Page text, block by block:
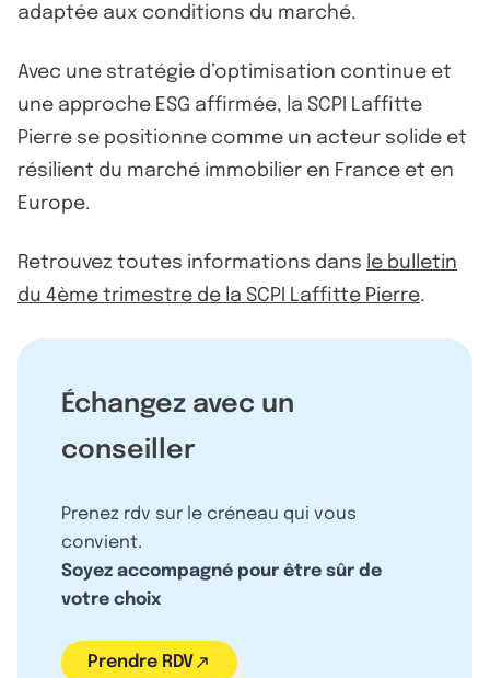
adaptée aux conditions du marché.
Avec une stratégie d’optimisation continue et
une approche ESG affirmée, la SCPI Laffitte
Pierre se positionne comme un acteur solide et
résilient du marché immobilier en France et en
Europe.
Retrouvez toutes informations dans le bulletin
du 4ème trimestre de la SCPI Laffitte Pierre.
Échangez avec un
conseiller
Prenez rdv sur le créneau qui vous
convient.
Soyez accompagné pour être sûr de
votre choix
Prendre RDV